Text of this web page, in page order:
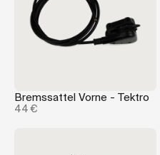
Bremssattel Vorne - Tektro
44 €